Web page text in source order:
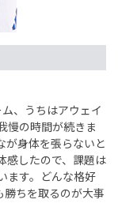
、うちはアウェイ
慢の時間が続きま
が身体を張らないと
感したので、課題は
ます。どんな格好
勝ちを取るのが大事